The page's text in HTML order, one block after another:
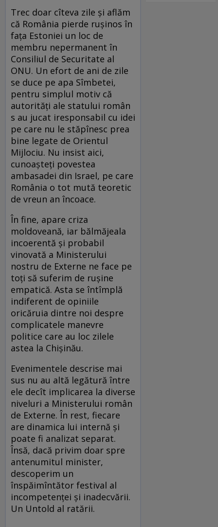
Trec doar cîteva zile și aflăm
că România pierde rușinos în
fața Estoniei un loc de
membru nepermanent în
Consiliul de Securitate al
ONU. Un efort de ani de zile
se duce pe apa Sîmbetei,
pentru simplul motiv că
autorități ale statului român
s au jucat iresponsabil cu idei
pe care nu le stăpînesc prea
bine legate de Orientul
Mijlociu. Nu insist aici,
cunoașteți povestea
ambasadei din Israel, pe care
România o tot mută teoretic
de vreun an încoace.
În fine, apare criza
moldoveană, iar bălmăjeala
incoerentă și probabil
vinovată a Ministerului
nostru de Externe ne face pe
toți să suferim de rușine
empatică. Asta se întîmplă
indiferent de opiniile
oricăruia dintre noi despre
complicatele manevre
politice care au loc zilele
astea la Chișinău.
Evenimentele descrise mai
sus nu au altă legătură între
ele decît implicarea la diverse
niveluri a Ministerului român
de Externe. În rest, fiecare
are dinamica lui internă și
poate fi analizat separat.
Însă, dacă privim doar spre
antenumitul minister,
descoperim un
înspăimîntător festival al
incompetenței și inadecvării.
Un Untold al ratării.